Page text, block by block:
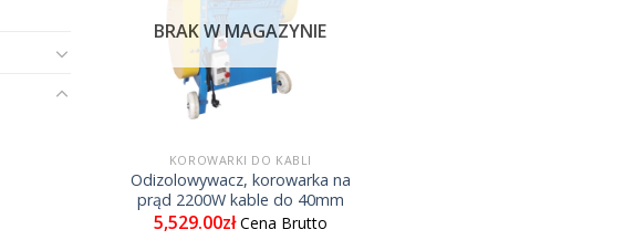
BRAK W MAGAZYNIE
KOROWARKI DO KABLI
Odizolowywacz, korowarka na
prąd 2200W kable do 40mm
5,529.00zł Cena Brutto